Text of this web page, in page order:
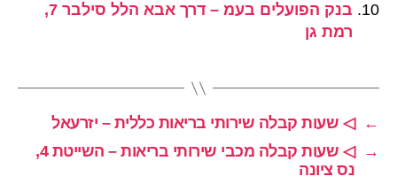
בנק הפועלים בעמ – דרך אבא הלל סילבר 7,
רמת גן
←
◁ שעות קבלה שירותי בריאות כללית – יזרעאל
→
◁ שעות קבלה מכבי שירותי בריאות – השייטת 4,
נס ציונה